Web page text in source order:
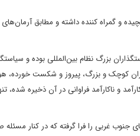
و گمراه کننده داشته و مطابق
بزرگ نظام بین‌المللی بوده و
کوچک و بزرگ، پیروز و شکست خورده،
و ناکارآمد فراوانی در آن ذخیره شده،
غربی را فرا گرفته که در کنار مسئله